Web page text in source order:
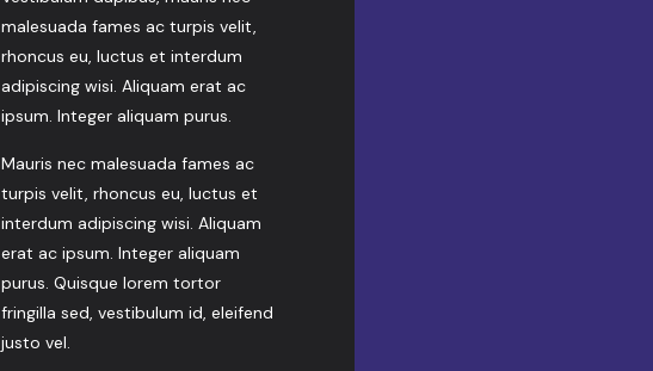
malesuada fames ac turpis velit,
rhoncus eu, luctus et interdum
adipiscing wisi. Aliquam erat ac
ipsum. Integer aliquam purus.
Mauris nec malesuada fames ac
turpis velit, rhoncus eu, luctus et
interdum adipiscing wisi. Aliquam
erat ac ipsum. Integer aliquam
purus. Quisque lorem tortor
fringilla sed, vestibulum id, eleifend
justo vel.